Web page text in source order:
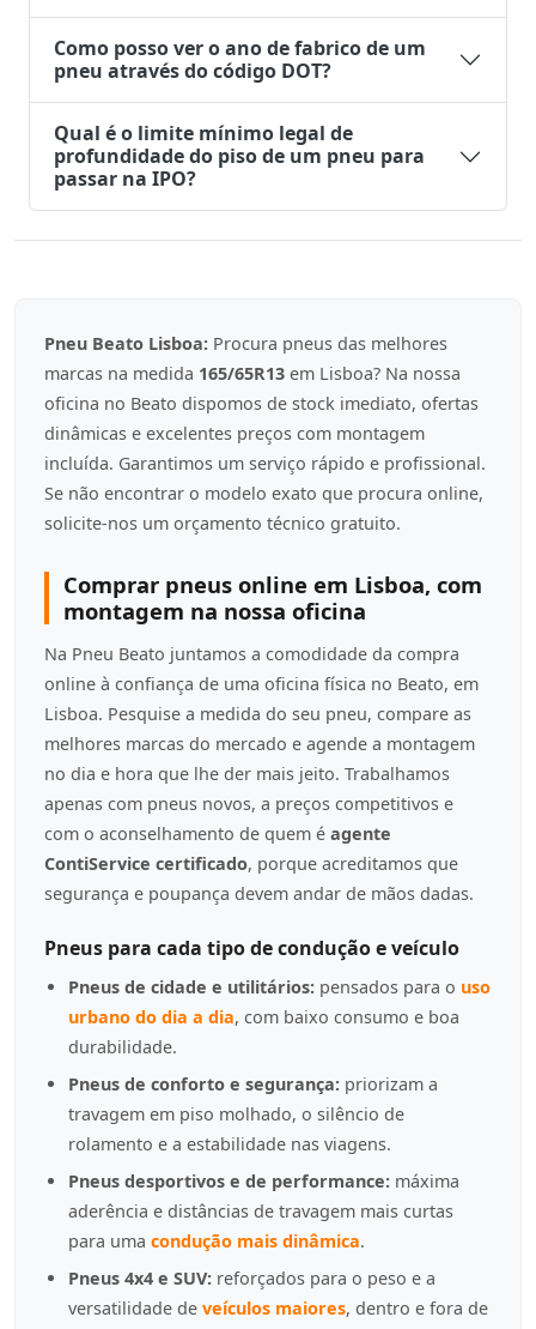
Como posso ver o ano de fabrico de um
pneu através do código DOT?
Qual é o limite mínimo legal de
profundidade do piso de um pneu para
passar na IPO?
Pneu Beato Lisboa: Procura pneus das melhores
marcas na medida 165/65R13 em Lisboa? Na nossa
oficina no Beato dispomos de stock imediato, ofertas
dinâmicas e excelentes preços com montagem
incluída. Garantimos um serviço rápido e profissional.
Se não encontrar o modelo exato que procura online,
solicite-nos um orçamento técnico gratuito.
Comprar pneus online em Lisboa, com
montagem na nossa oficina
Na Pneu Beato juntamos a comodidade da compra
online à confiança de uma oficina física no Beato, em
Lisboa. Pesquise a medida do seu pneu, compare as
melhores marcas do mercado e agende a montagem
no dia e hora que lhe der mais jeito. Trabalhamos
apenas com pneus novos, a preços competitivos e
com o aconselhamento de quem é agente
ContiService certificado, porque acreditamos que
segurança e poupança devem andar de mãos dadas.
Pneus para cada tipo de condução e veículo
Pneus de cidade e utilitários: pensados para o uso
urbano do dia a dia, com baixo consumo e boa
durabilidade.
Pneus de conforto e segurança: priorizam a
travagem em piso molhado, o silêncio de
rolamento e a estabilidade nas viagens.
Pneus desportivos e de performance: máxima
aderência e distâncias de travagem mais curtas
para uma condução mais dinâmica.
Pneus 4x4 e SUV: reforçados para o peso e a
versatilidade de veículos maiores, dentro e fora de